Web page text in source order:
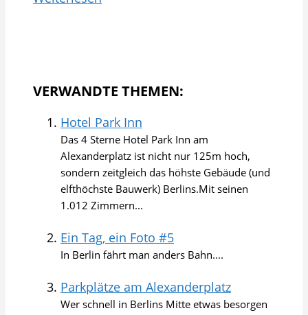
VERWANDTE THEMEN:
Hotel Park Inn
Das 4 Sterne Hotel Park Inn am
Alexanderplatz ist nicht nur 125m hoch,
sondern zeitgleich das höhste Gebäude (und
elfthöchste Bauwerk) Berlins.Mit seinen
1.012 Zimmern...
Ein Tag, ein Foto #5
In Berlin fährt man anders Bahn....
Parkplätze am Alexanderplatz
Wer schnell in Berlins Mitte etwas besorgen